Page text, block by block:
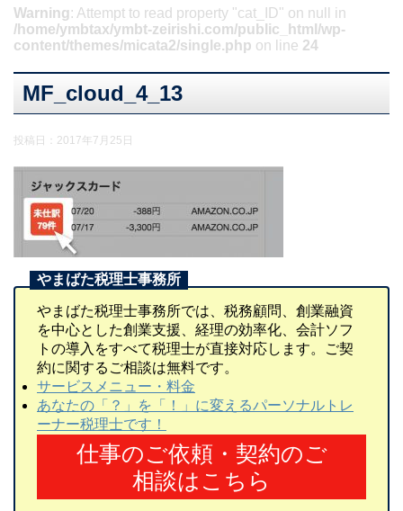
Warning: Attempt to read property "cat_ID" on null in
/home/ymbtax/ymbt-zeirishi.com/public_html/wp-
content/themes/micata2/single.php on line 24
MF_cloud_4_13
投稿日： 2017年7月25日
やまばた税理士事務所では、税務顧問、創業融資
を中心とした創業支援、経理の効率化、会計ソフ
トの導入をすべて税理士が直接対応します。ご契
約に関するご相談は無料です。
サービスメニュー・料金
あなたの「？」を「！」に変えるパーソナルトレ
ーナー税理士です！
仕事のご依頼・契約のご
相談はこちら